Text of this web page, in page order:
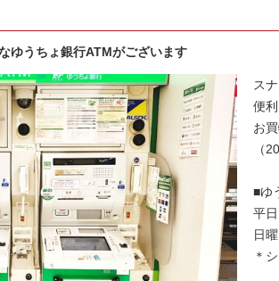
ゆうちょ銀行ATMがございます
ス
便
お
（
■ゆ
平
日
＊